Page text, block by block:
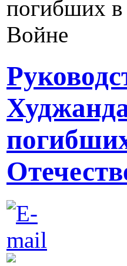
погибших в
Войне